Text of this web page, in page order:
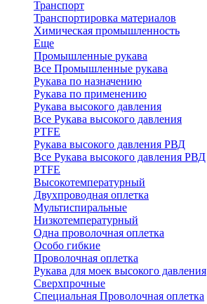
Транспорт
Транспортировка материалов
Химическая промышленность
Еще
Промышленные рукава
Все Промышленные рукава
Рукава по назначению
Рукава по применению
Рукава высокого давления
Все Рукава высокого давления
PTFE
Рукава высокого давления РВД
Все Рукава высокого давления РВД
PTFE
Высокотемпературный
Двухпроводная оплетка
Мультиспиральные
Низкотемпературный
Одна проволочная оплетка
Особо гибкие
Проволочная оплетка
Рукава для моек высокого давления
Сверхпрочные
Специальная Проволочная оплетка